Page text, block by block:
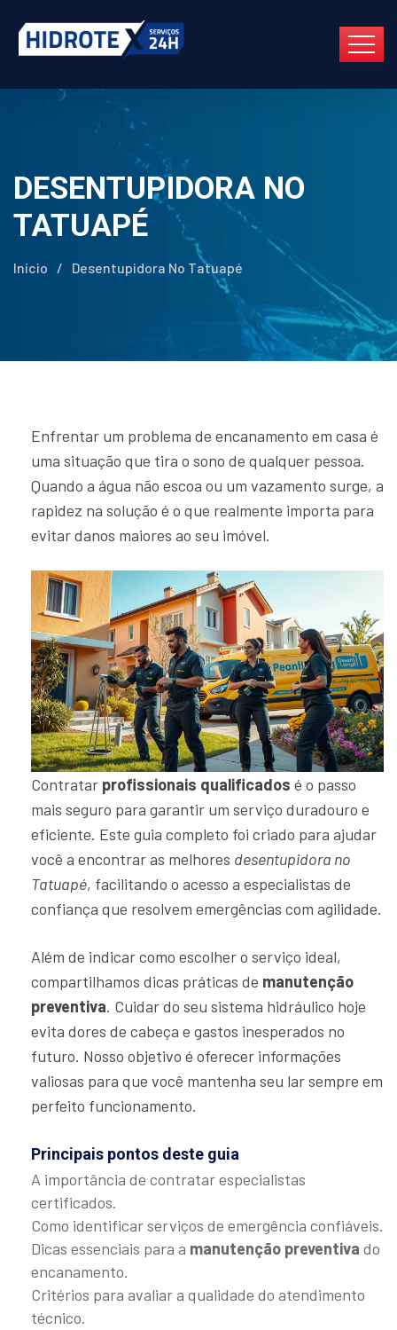
DESENTUPIDORA NO
TATUAPÉ
Início / Desentupidora No Tatuapé
Enfrentar um problema de encanamento em casa é
uma situação que tira o sono de qualquer pessoa.
Quando a água não escoa ou um vazamento surge, a
rapidez na solução é o que realmente importa para
evitar danos maiores ao seu imóvel.
Contratar profissionais qualificados é o passo
mais seguro para garantir um serviço duradouro e
eficiente. Este guia completo foi criado para ajudar
você a encontrar as melhores desentupidora no
Tatuapé, facilitando o acesso a especialistas de
confiança que resolvem emergências com agilidade.
Além de indicar como escolher o serviço ideal,
compartilhamos dicas práticas de manutenção
preventiva. Cuidar do seu sistema hidráulico hoje
evita dores de cabeça e gastos inesperados no
futuro. Nosso objetivo é oferecer informações
valiosas para que você mantenha seu lar sempre em
perfeito funcionamento.
Principais pontos deste guia
A importância de contratar especialistas
certificados.
Como identificar serviços de emergência confiáveis.
Dicas essenciais para a manutenção preventiva do
encanamento.
Critérios para avaliar a qualidade do atendimento
técnico.